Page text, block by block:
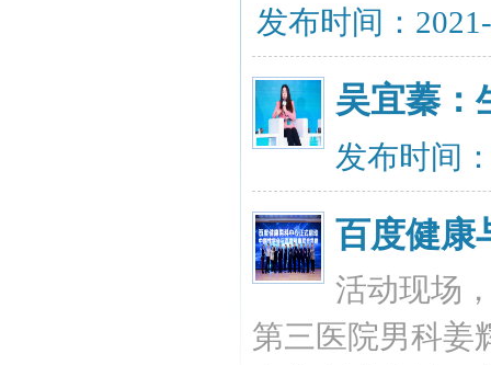
发布时间：
吴宜蓁：
发布时间
百度健康
活动现场
第三医院男科姜